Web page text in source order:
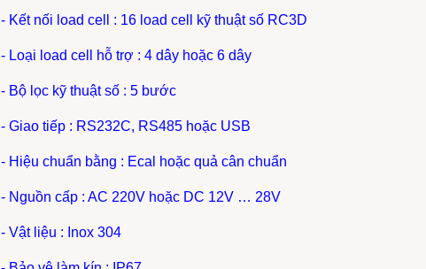
- Kết nối load cell : 16 load cell kỹ thuật số RC3D
- Loại load cell hỗ trợ : 4 dây hoặc 6 dây
- Bộ lọc kỹ thuật số : 5 bước
- Giao tiếp : RS232C, RS485 hoặc USB
- Hiệu chuẩn bằng : Ecal hoặc quả cân chuẩn
- Nguồn cấp : AC 220V hoặc DC 12V … 28V
- Vật liệu : Inox 304